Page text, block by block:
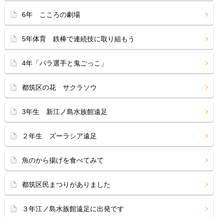
6年 こころの劇場
5年体育 鉄棒で連続技に取り組もう
4年「パラ選手と鬼ごっこ」
都筑区の花 サクラソウ
3年生 新江ノ島水族館遠足
２年生 ズーラシア遠足
魚のから揚げを食べてみて
都筑区民まつりがありました
３年江ノ島水族館遠足に出発です